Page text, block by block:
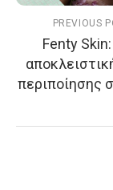
PREVIOUS
Fenty
περιποίησης